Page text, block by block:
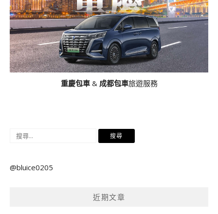
重慶包車& 成都包車旅遊服務
搜
鍵
@bluice0205
近期文章